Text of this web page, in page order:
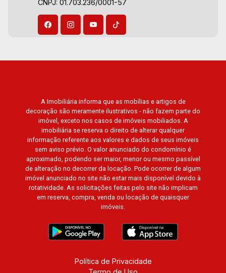
CNPJ: 01.703.236/0001-57
A Imobiliária informa que as mobílias e artigos de
decoração são meramente ilustrativos - não fazem parte do
imóvel, exceto nos casos de imóveis mobiliados. A
imobiliária se reserva o direito de alterar qualquer
informação referente aos valores e dados de seus imóveis
sem aviso prévio. O valor anunciado do condomínio é
aproximado, podendo ser maior, menor ou mesmo passível
de alteração no decorrer da locação. Pode ocorrer de algum
imóvel anunciado no site não estar mais disponível devido à
rotatividade. As solicitações feitas pelo site não implicam
em reserva, compra, venda ou locação de quaisquer
imóveis.
Política de Privacidade